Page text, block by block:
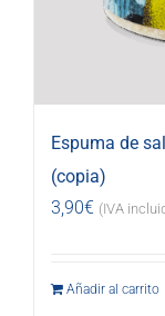
Espuma de
(copia)
3,90€ (IVA
Añadir al carrito